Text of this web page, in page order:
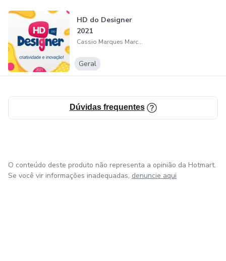
HD do Designer
2021
Cassio Marques Marchesini
Geral
Dúvidas frequentes
O conteúdo deste produto não representa a opinião da Hotmart.
Se você vir informações inadequadas, denuncie aqui